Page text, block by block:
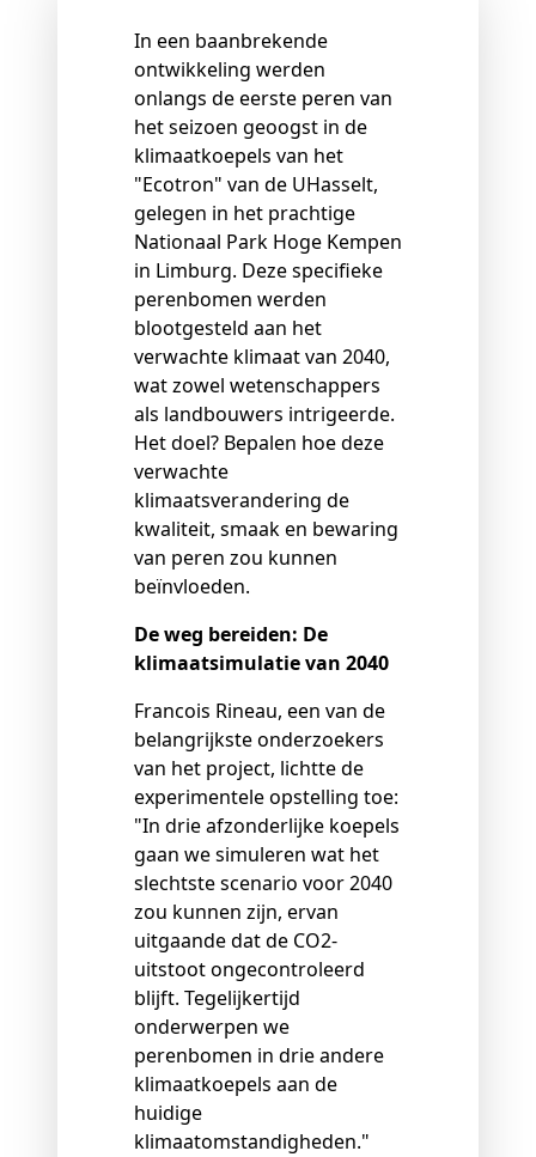
In een baanbrekende
ontwikkeling werden
onlangs de eerste peren van
het seizoen geoogst in de
klimaatkoepels van het
"Ecotron" van de UHasselt,
gelegen in het prachtige
Nationaal Park Hoge Kempen
in Limburg. Deze specifieke
perenbomen werden
blootgesteld aan het
verwachte klimaat van 2040,
wat zowel wetenschappers
als landbouwers intrigeerde.
Het doel? Bepalen hoe deze
verwachte
klimaatsverandering de
kwaliteit, smaak en bewaring
van peren zou kunnen
beïnvloeden.
De weg bereiden: De
klimaatsimulatie van 2040
Francois Rineau, een van de
belangrijkste onderzoekers
van het project, lichtte de
experimentele opstelling toe:
"In drie afzonderlijke koepels
gaan we simuleren wat het
slechtste scenario voor 2040
zou kunnen zijn, ervan
uitgaande dat de CO2-
uitstoot ongecontroleerd
blijft. Tegelijkertijd
onderwerpen we
perenbomen in drie andere
klimaatkoepels aan de
huidige
klimaatomstandigheden."